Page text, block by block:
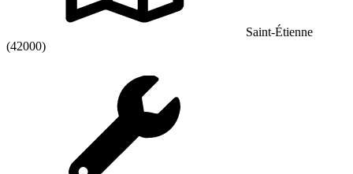
Saint-Étienne
(42000)